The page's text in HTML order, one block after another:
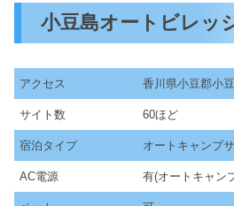
小豆島オートビレッ
アクセス 香川県小豆郡小
サイト数 60ほど
宿泊タイプ オートキャンプ
AC電源 有(オートキャン